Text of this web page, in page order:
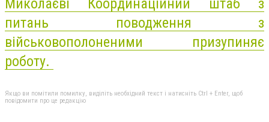
Миколаєві Координаційний штаб з
питань поводження з
військовополоненими призупиняє
роботу.
Якщо ви помітили помилку, виділіть необхідний текст і натисніть Ctrl + Enter, щоб
повідомити про це редакцію